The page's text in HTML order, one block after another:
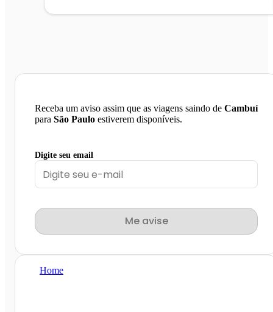
Receba um aviso assim que as viagens saindo de Cambuí
para São Paulo estiverem disponíveis.
Digite seu email
Me avise
Home